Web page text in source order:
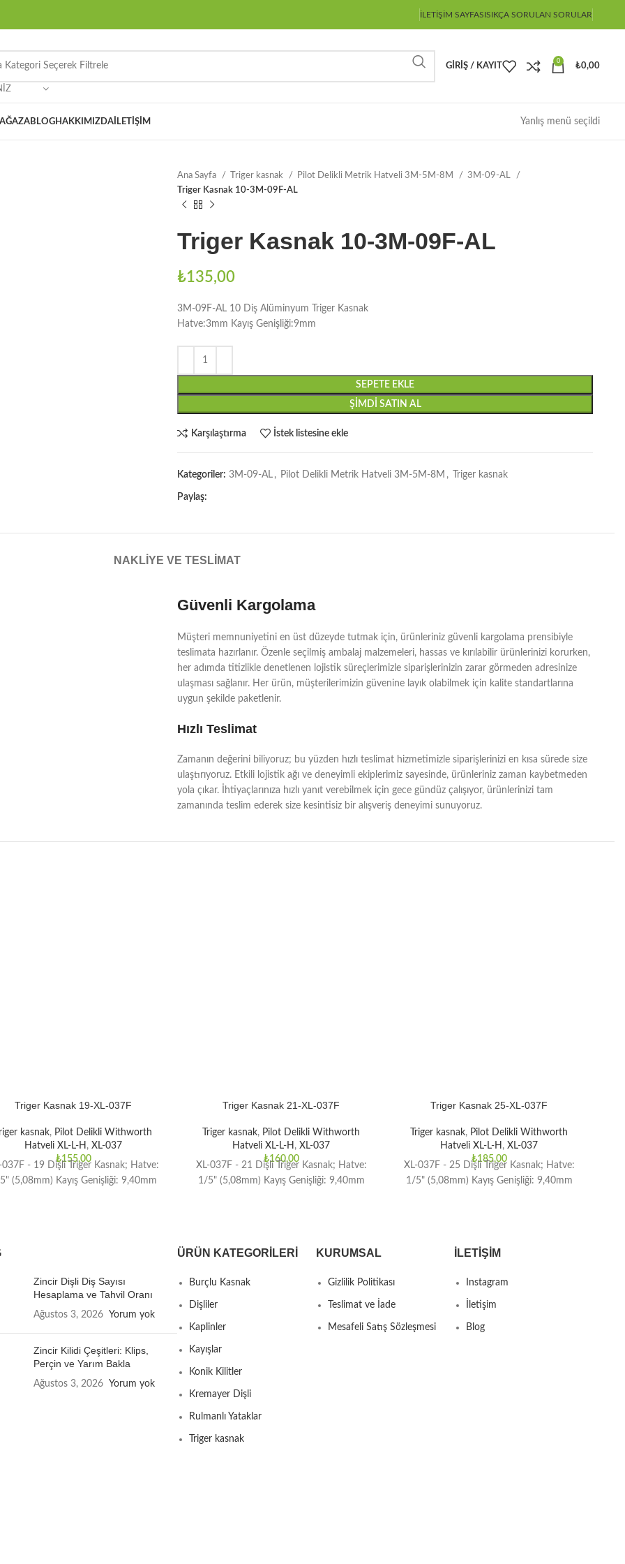
İLETIŞIM SAYFASISIKÇA SORULAN SORULAR
GIRIŞ / KAYIT
0
₺0,00
BLOGHAKKIMIZDA İLETIŞIM Yanlış menü seçildi
Ana Sayfa Triger kasnak Pilot Delikli Metrik Hatveli 3M-5M-8M
3M-09-AL
Triger Kasnak 10-3M-09F-AL
Triger Kasnak 10-3M-09F-AL
₺135,00
3M-09F-AL 10 Diş Alüminyum Triger Kasnak
Hatve:3mm Kayış Genişliği:9mm
SEPETE EKLE
ŞIMDI SATIN AL
Karşılaştırma İstek listesine ekle
Kategoriler: 3M-09-AL , Pilot Delikli Metrik Hatveli 3M-5M-8M , Triger kasnak
Paylaş:
NAKLIYE VE TESLIMAT
Güvenli Kargolama
Müşteri memnuniyetini en üst düzeyde tutmak için, ürünleriniz güvenli kargolama prensibiyle
teslimata hazırlanır. Özenle seçilmiş ambalaj malzemeleri, hassas ve kırılabilir ürünlerinizi korurken,
her adımda titizlikle denetlenen lojistik süreçlerimizle siparişlerinizin zarar görmeden adresinize
ulaşması sağlanır. Her ürün, müşterilerimizin güvenine layık olabilmek için kalite standartlarına
uygun şekilde paketlenir.
Hızlı Teslimat
Zamanın değerini biliyoruz; bu yüzden hızlı teslimat hizmetimizle siparişlerinizi en kısa sürede size
ulaştırıyoruz. Etkili lojistik ağı ve deneyimli ekiplerimiz sayesinde, ürünleriniz zaman kaybetmeden
yola çıkar. İhtiyaçlarınıza hızlı yanıt verebilmek için gece gündüz çalışıyor, ürünlerinizi tam
zamanında teslim ederek size kesintisiz bir alışveriş deneyimi sunuyoruz.
Triger Kasnak 19-XL-037F
Triger kasnak, Pilot Delikli Withworth
Hatveli XL-L-H , XL-037
₺155,00
037F - 19 Dişli Triger Kasnak; Hatve:
(5,08mm) Kayış Genişliği: 9,40mm
Triger Kasnak 21-XL-037F
Triger kasnak, Pilot Delikli Withworth
Hatveli XL-L-H , XL-037
₺160,00
XL-037F - 21 Dişli Triger Kasnak; Hatve:
1/5" (5,08mm) Kayış Genişliği: 9,40mm
Triger Kasnak 25-XL-037F
Triger kasnak, Pilot Delikli Withworth
Hatveli XL-L-H , XL-037
₺185,00
XL-037F - 25 Dişli Triger Kasnak; Hatve:
1/5" (5,08mm) Kayış Genişliği: 9,40mm
Zincir Dişli Diş Sayısı
Hesaplama ve Tahvil Oranı
Ağustos 3, 2026 Yorum yok
Zincir Kilidi Çeşitleri: Klips,
Perçin ve Yarım Bakla
Ağustos 3, 2026 Yorum yok
ÜRÜN KATEGORILERI
Burçlu Kasnak
Dişliler
Kaplinler
Kayışlar
Konik Kilitler
Kremayer Dişli
Rulmanlı Yataklar
Triger kasnak
KURUMSAL
Gizlilik Politikası
Teslimat ve İade
Mesafeli Satış Sözleşmesi
İLETIŞIM
Instagram
İletişim
Blog